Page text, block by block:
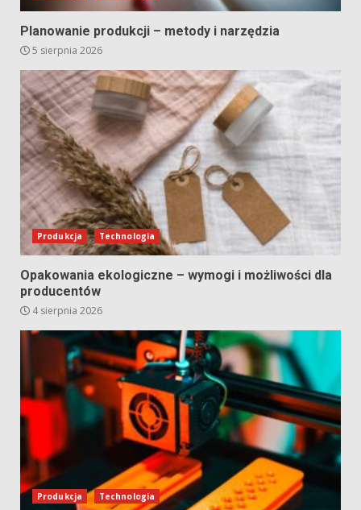
Planowanie produkcji – metody i narzędzia
5 sierpnia 2026
Produkcja Technologia
Opakowania ekologiczne – wymogi i możliwości dla
producentów
4 sierpnia 2026
Produkcja Technologia